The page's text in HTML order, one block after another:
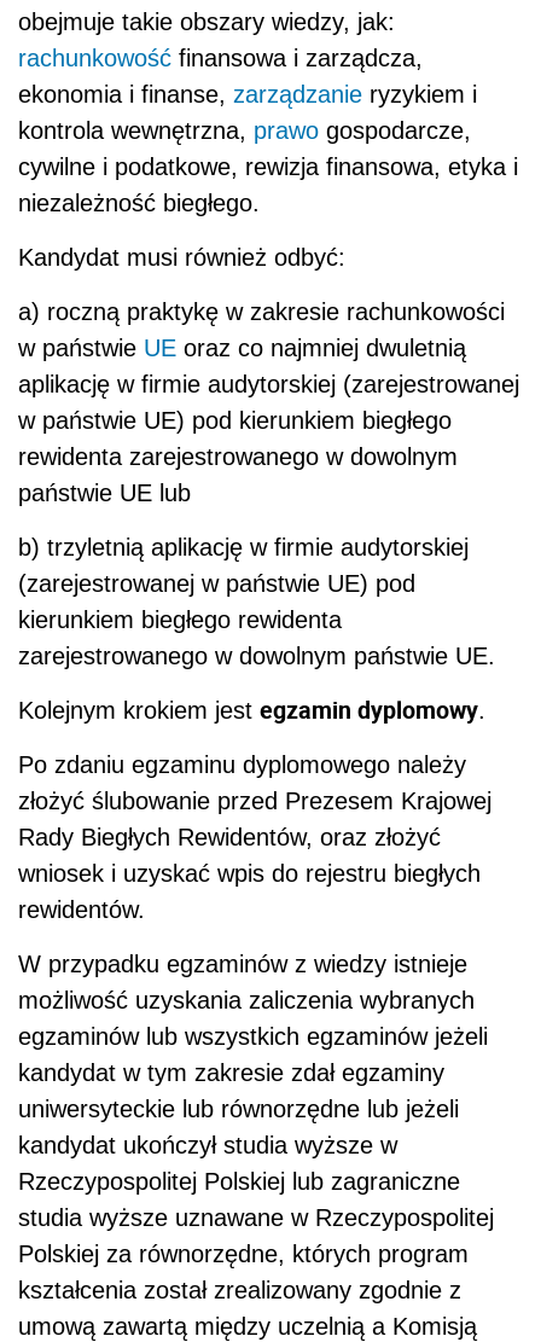
obejmuje takie obszary wiedzy, jak:
rachunkowość finansowa i zarządcza,
ekonomia i finanse, zarządzanie ryzykiem i
kontrola wewnętrzna, prawo gospodarcze,
cywilne i podatkowe, rewizja finansowa, etyka i
niezależność biegłego.
Kandydat musi również odbyć:
a) roczną praktykę w zakresie rachunkowości
w państwie UE oraz co najmniej dwuletnią
aplikację w firmie audytorskiej (zarejestrowanej
w państwie UE) pod kierunkiem biegłego
rewidenta zarejestrowanego w dowolnym
państwie UE lub
b) trzyletnią aplikację w firmie audytorskiej
(zarejestrowanej w państwie UE) pod
kierunkiem biegłego rewidenta
zarejestrowanego w dowolnym państwie UE.
Kolejnym krokiem jest egzamin dyplomowy.
Po zdaniu egzaminu dyplomowego należy
złożyć ślubowanie przed Prezesem Krajowej
Rady Biegłych Rewidentów, oraz złożyć
wniosek i uzyskać wpis do rejestru biegłych
rewidentów.
W przypadku egzaminów z wiedzy istnieje
możliwość uzyskania zaliczenia wybranych
egzaminów lub wszystkich egzaminów jeżeli
kandydat w tym zakresie zdał egzaminy
uniwersyteckie lub równorzędne lub jeżeli
kandydat ukończył studia wyższe w
Rzeczypospolitej Polskiej lub zagraniczne
studia wyższe uznawane w Rzeczypospolitej
Polskiej za równorzędne, których program
kształcenia został zrealizowany zgodnie z
umową zawartą między uczelnią a Komisją